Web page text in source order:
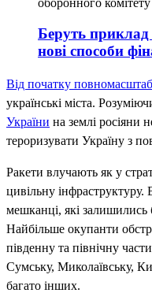
оборонного
Беруть приклад
нові способи
Від початку
українські міста.
України на землі росіяни
тероризувати Україну з
Ракети влучають як у
цивільну інфраструктуру.
мешканці, які залишились
Найбільше окупанти
південну та північну
Сумську, Миколаївську,
багато інших.